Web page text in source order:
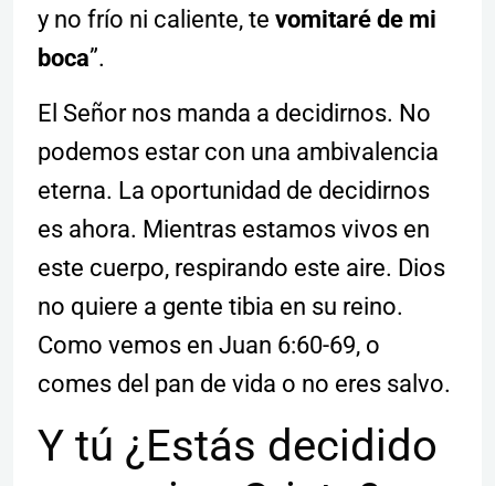
y no frío ni caliente, te vomitaré de mi
boca”.
El Señor nos manda a decidirnos. No
podemos estar con una ambivalencia
eterna. La oportunidad de decidirnos
es ahora. Mientras estamos vivos en
este cuerpo, respirando este aire. Dios
no quiere a gente tibia en su reino.
Como vemos en Juan 6:60-69, o
comes del pan de vida o no eres salvo.
Y tú ¿Estás decidido